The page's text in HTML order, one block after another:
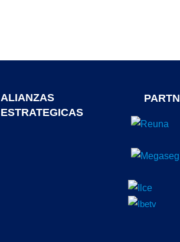
ALIANZAS
ESTRATEGICAS